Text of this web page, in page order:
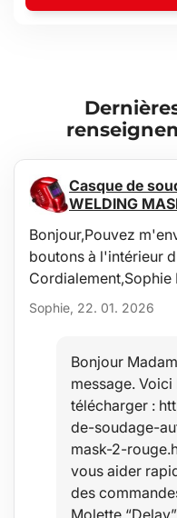
Casque de
WELDING
Bonjour,Pouvez
boutons à l'intérieur
Cordialement,Sophie
Sophie, 22. 01. 2026
Bonjour
message.
télécharger :
de-soudage-
mask-2-
vous aider
des
Molette